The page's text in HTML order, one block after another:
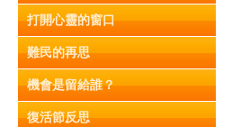
打開心靈的窗口
難民的再思
機會是留給誰？
復活節反思